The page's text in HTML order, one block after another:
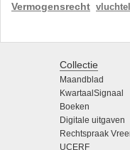
Vermogensrecht
Collectie
Maandblad
KwartaalSignaal
Boeken
Digitale uitgaven
Rechtspraak
UCERF